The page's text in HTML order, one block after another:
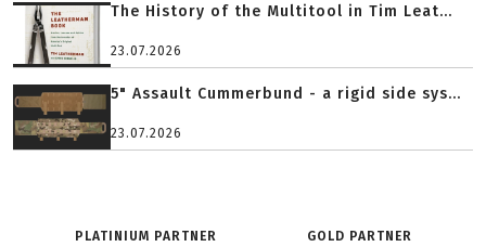
The History of the Multitool in Tim Leat...
23.07.2026
5" Assault Cummerbund - a rigid side sys...
23.07.2026
PLATINIUM PARTNER GOLD PARTNER